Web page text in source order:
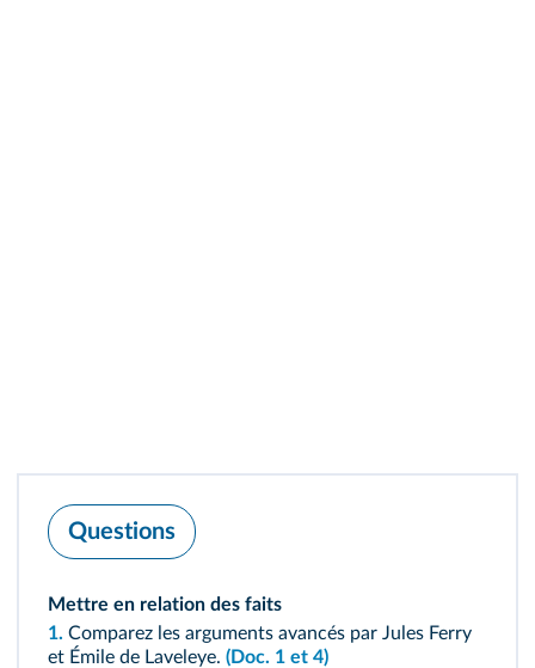
Questions
Mettre en relation des faits
1. Comparez les arguments avancés par Jules Ferry
et Émile de Laveleye. (Doc. 1 et 4)